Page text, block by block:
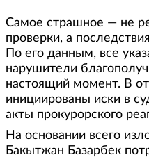
Самое страшное — не
проверки, а
По его данным, все
нарушители
настоящий момент. В
инициированы иски в
акты прокурорского
На основании всего
Бакытжан Базарбек